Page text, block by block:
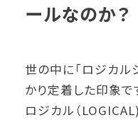
ールなのか？
世の中に「ロジカル
かり定着した印象で
ロジカル（